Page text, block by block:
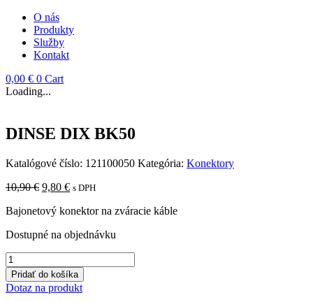
O nás
Produkty
Služby
Kontakt
0,00 € 0 Cart
Loading...
DINSE DIX BK50
Katalógové číslo: 121100050 Kategória: Konektory
10,90€ Pôvodná
bola:
9,80 €Aktuálna
je:
s DPH
Bajonetový konektorna zváracie káble
Dostupné na objednávku
množstvo
DINSE
DIX
BK50
Pridať do košíka
Dotaz na produkt